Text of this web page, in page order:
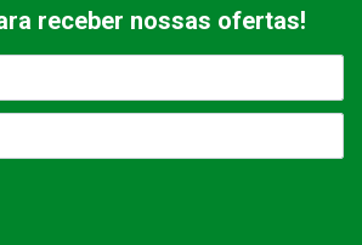
receber nossas ofertas!